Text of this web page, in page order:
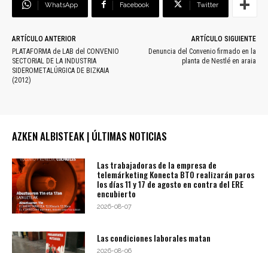
WhatsApp Facebook Twitter
ARTÍCULO ANTERIOR
PLATAFORMA de LAB del CONVENIO
SECTORIAL DE LA INDUSTRIA
SIDEROMETALÚRGICA DE BIZKAIA
(2012)
ARTÍCULO SIGUIENTE
Denuncia del Convenio firmado en la
planta de Nestlé en araia
AZKEN ALBISTEAK | ÚLTIMAS NOTICIAS
Las trabajadoras de la empresa de
telemárketing Konecta BTO realizarán paros
los días 11 y 17 de agosto en contra del ERE
encubierto
2026-08-07
Las condiciones laborales matan
2026-08-06